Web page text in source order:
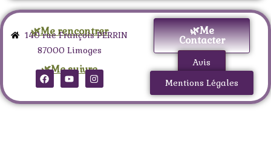
🌿Me rencontrer
140 rue François PERRIN
87000 Limoges
🌿Me
Contacter
🌿Me suivre
Avis
Mentions Légales